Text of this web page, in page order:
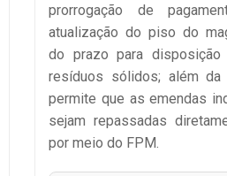
prorrogação de
atualização do piso do
do prazo para disposição
resíduos sólidos; além
permite que as emendas
sejam repassadas
por meio do FPM.